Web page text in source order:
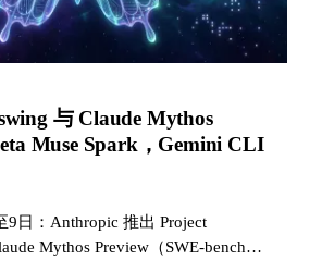
与 Claude Mythos
Muse Spark，Gemini CLI
9日：Anthropic 推出 Project
Mythos Preview（SWE-bench